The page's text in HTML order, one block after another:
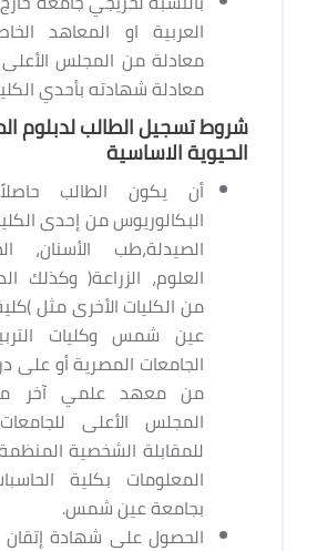
العربية او المعاهد
معادلة من المجلس
معادلة شهادته بأحدي
شروط تسجيل الطالب لدبلوم
الحيوية الاساسية
أن يكون الطالب
البكالوريوس من إحدى
الصيدلة،طب الأسنان،
العلوم، الزراعة( وكذلك
من الكليات الأخرى مثل
عين شمس وكليات
الجامعات المصرية أو على
من معهد علمي آخر
المجلس الأعلى
للمقابلة الشخصية
المعلومات بكلية
بجامعة عين شمس.
الحصول على شهادة إتقان